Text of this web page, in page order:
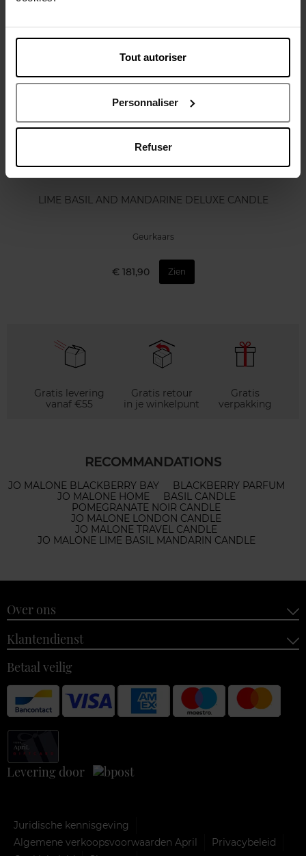
Tout autoriser
Personnaliser
Refuser
Nog iets vergeten ?
LIME BASIL AND MANDARINE DELUXE CANDLE
Geurkaars
€ 181,90 Zien
Gratis levering
vanaf €55
Gratis retour
in je winkelpunt
Gratis
verpakking
RECOMMANDATIONS
JO MALONE BLACKBERRY BAY
BLACKBERRY PARFUM
JO MALONE HOME
BASIL CANDLE
POMEGRANATE NOIR CANDLE
JO MALONE LONDON CANDLE
JO MALONE TRAVEL CANDLE
JO MALONE LIME BASIL MANDARIN CANDLE
Over ons
Klantendienst
Betaal veilig
Levering door
Juridische kennisgeving
Algemene verkoopsvoorwaarden April
Privacybeleid